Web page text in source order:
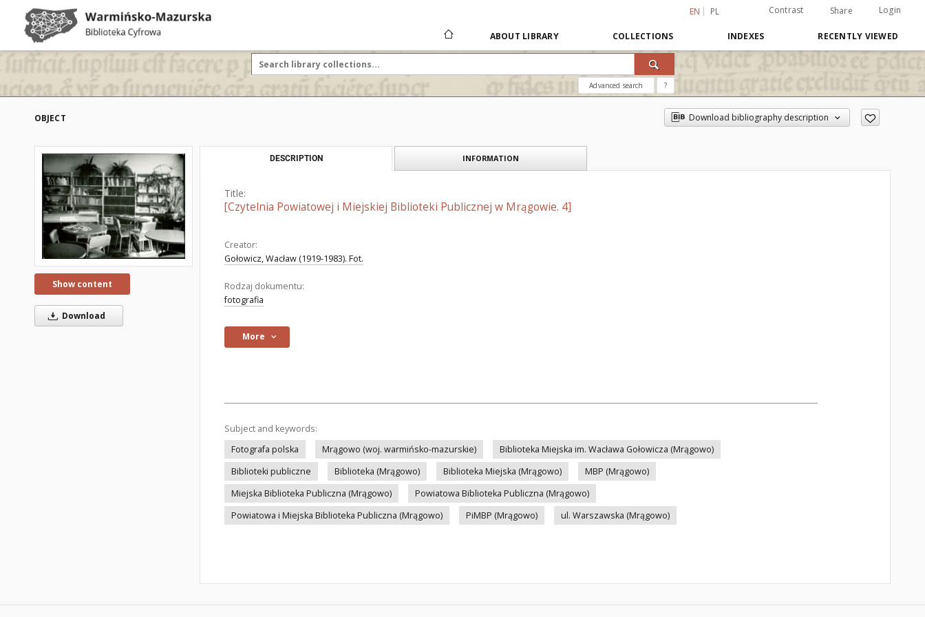
EN PL Contrast Share Login
ABOUT LIBRARY COLLECTIONS INDEXES RECENTLY VIEWED
Advanced search ?
OBJECT Download bibliography description
Show content
Download
DESCRIPTION INFORMATION
Title:
[Czytelnia Powiatowej i Miejskiej Biblioteki Publicznej w Mrągowie. 4]
Creator:
Gołowicz, Wacław (1919-1983). Fot.
Rodzaj dokumentu:
fotografia
More
Subject and keywords:
Fotografa polska
Mrągowo (woj. warmińsko-mazurskie)
Biblioteka Miejska im. Wacława Gołowicza (Mrągowo)
Biblioteki publiczne
Biblioteka (Mrągowo) Biblioteka Miejska (Mrągowo)
MBP (Mrągowo)
Miejska Biblioteka Publiczna (Mrągowo)
Powiatowa Biblioteka Publiczna (Mrągowo)
Powiatowa i Miejska Biblioteka Publiczna (Mrągowo)
PiMBP (Mrągowo) ul. Warszawska (Mrągowo)